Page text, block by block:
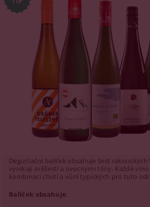
Degustační balíček obsahuje šest
vynikají svěžestí a ovocnými tóny. Každé
kombinaci chutí a vůní typických pro tuto
Balíček obsahuje: